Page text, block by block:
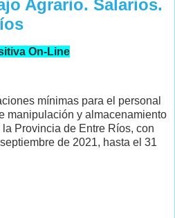
Agrario. Salarios.
On-Line
mínimas para el personal
manipulación y almacenamiento
Provincia de Entre Ríos, con
de 2021, hasta el 31